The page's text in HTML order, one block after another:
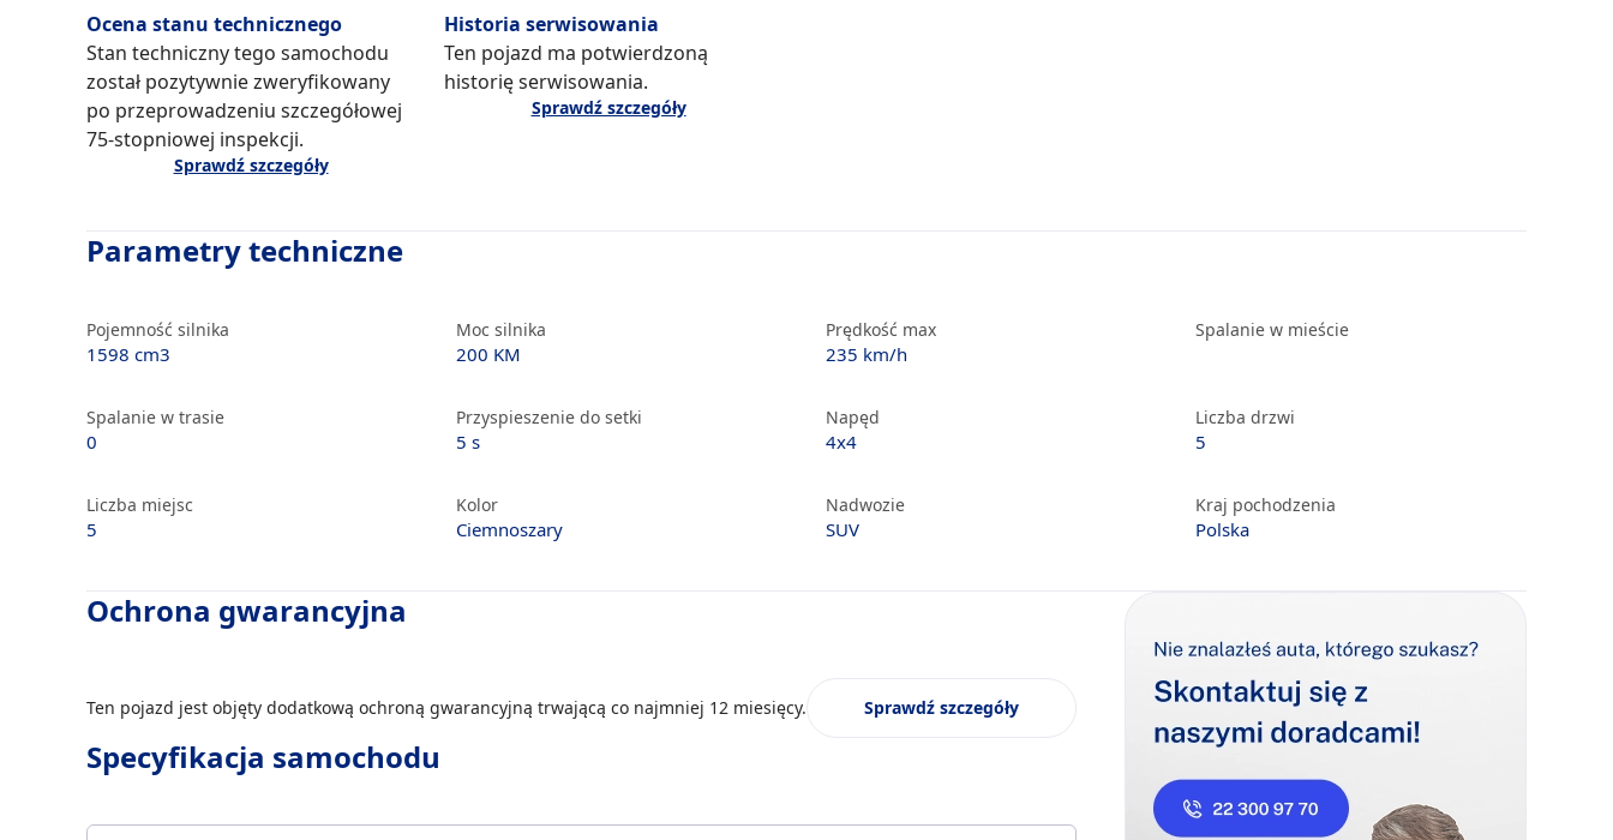
Ocena stanu technicznego
Stan techniczny tego samochodu
został pozytywnie zweryfikowany
po przeprowadzeniu szczegółowej
75-stopniowej inspekcji.
Sprawdź szczegóły
Historia serwisowania
Ten pojazd ma potwierdzoną
historię serwisowania.
Sprawdź szczegóły
Parametry techniczne
Pojemność silnika
1598 cm3
Moc silnika
200 KM
Prędkość max
235 km/h
Spalanie w mieście
Spalanie w trasie
0
Przyspieszenie do setki
5 s
Napęd
4x4
Liczba drzwi
5
Liczba miejsc
5
Kolor
Ciemnoszary
Nadwozie
SUV
Kraj pochodzenia
Polska
Ochrona gwarancyjna
Ten pojazd jest objęty dodatkową ochroną gwarancyjną trwającą co najmniej 12 miesięcy. Sprawdź szczegóły
Specyfikacja samochodu